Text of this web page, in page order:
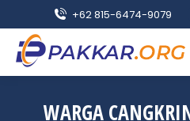
+62 815-6474-9079
WARGA